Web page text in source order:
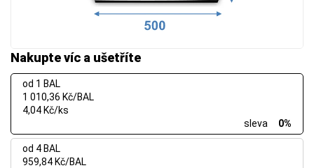
Nakupte víc a ušetříte
od 1 BAL
1 010,36 Kč/BAL
4,04 Kč/ks
sleva
0%
od 4 BAL
959,84 Kč/BAL